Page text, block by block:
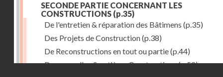
SECONDE PARTIE CONCERNANT LES
CONSTRUCTIONS (p.35)
De l'entretien & réparation des Bâtimens (p.35)
Des Projets de Construction(p.38)
De Reconstructions en tout ou partie(p.44)
Des nouvelles & entières Constructions(p.52)